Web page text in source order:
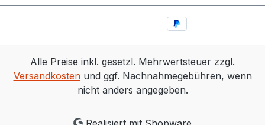
Alle Preise inkl. gesetzl. Mehrwertsteuer zzgl.
Versandkostenund ggf. Nachnahmegebühren, wenn
nicht anders angegeben.